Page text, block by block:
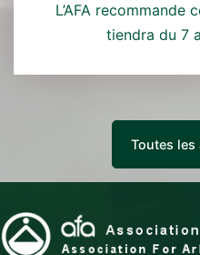
L’AFA recommande
tiendra du 7
Toutes